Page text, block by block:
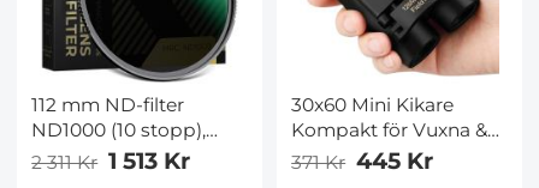
112 mm ND-filter
ND1000 (10 stopp),
objektivfilter med flera
2 311 Kr 1 513 Kr
30x60 Mini Kikare
Kompakt för Vuxna &
Barn, Bärbar Vattentät
371 Kr 445 Kr